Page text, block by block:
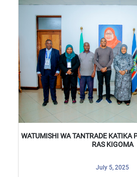
WATUMISHI WA TANTRADE KATIKA
RAS KIGOMA
July 5, 2025